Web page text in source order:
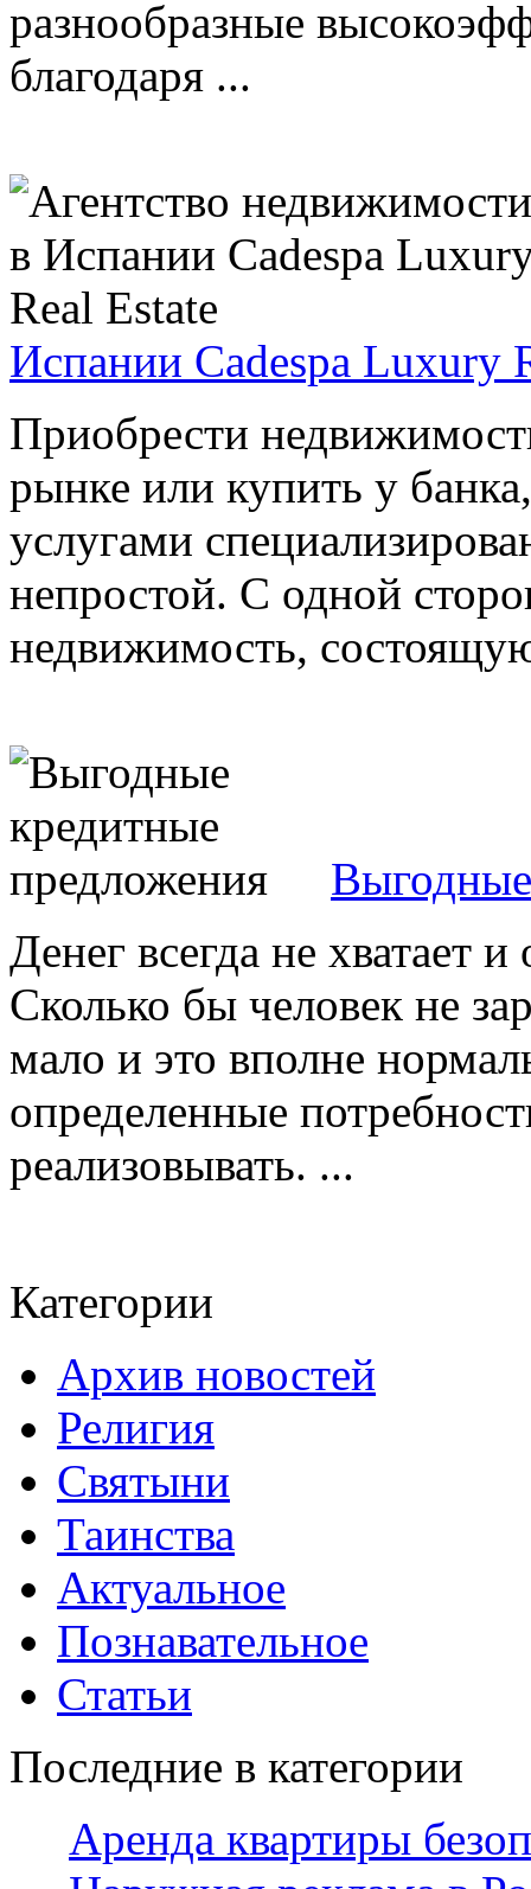
разнообразные
благодаря ...
Испании Cadespa Luxury
Приобрести
рынке или купить у
услугами
непростой. С одной
недвижимость,
Денег всегда не хватает
Сколько бы человек не
мало и это вполне
определенные
реализовывать. ...
Категории
Архив новостей
Религия
Святыни
Таинства
Актуальное
Познавательное
Статьи
Последние в категории
Аренда квартиры